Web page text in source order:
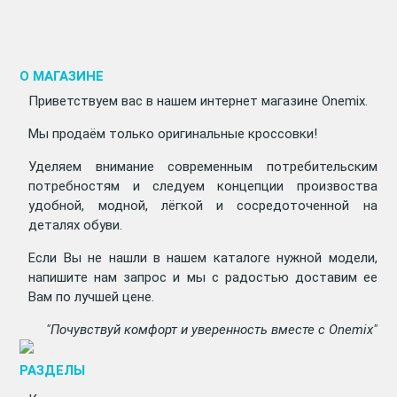
О МАГАЗИНЕ
Приветствуем вас в нашем интернет магазине Onemix.
Мы продаём только оригинальные кроссовки!
Уделяем внимание современным потребительским
потребностям и следуем концепции произвоства
удобной, модной, лёгкой и сосредоточенной на
деталях обуви.
Если Вы не нашли в нашем каталоге нужной модели,
напишите нам запрос и мы с радостью доставим ее
Вам по лучшей цене.
"Почувствуй комфорт и уверенность вместе с Onemix"
РАЗДЕЛЫ